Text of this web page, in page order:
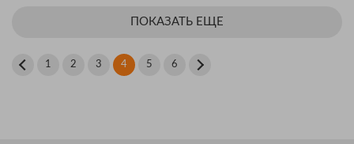
ПОКАЗАТЬ ЕЩЕ
1 2 3 4 5 6